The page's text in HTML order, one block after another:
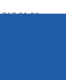
21 83